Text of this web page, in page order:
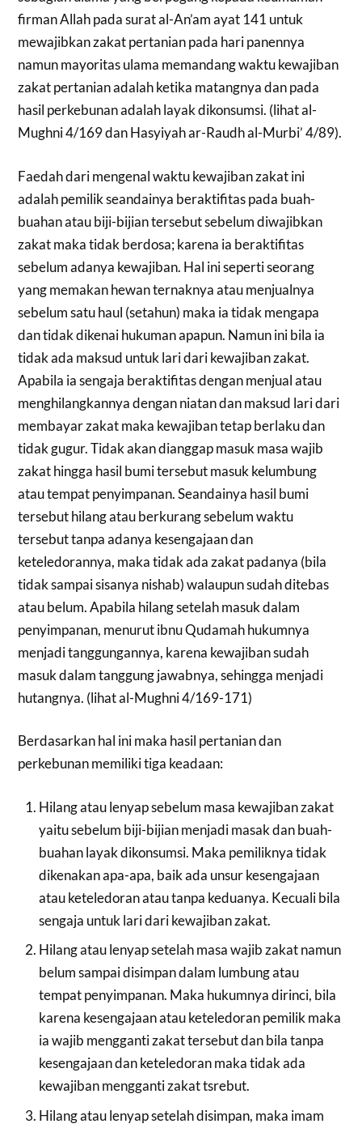
firman Allah pada surat al-An’am ayat 141 untuk
mewajibkan zakat pertanian pada hari panennya
namun mayoritas ulama memandang waktu kewajiban
zakat pertanian adalah ketika matangnya dan pada
hasil perkebunan adalah layak dikonsumsi. (lihat al-
Mughni 4/169 dan Hasyiyah ar-Raudh al-Murbi’ 4/89).
Faedah dari mengenal waktu kewajiban zakat ini
adalah pemilik seandainya beraktifitas pada buah-
buahan atau biji-bijian tersebut sebelum diwajibkan
zakat maka tidak berdosa; karena ia beraktifitas
sebelum adanya kewajiban. Hal ini seperti seorang
yang memakan hewan ternaknya atau menjualnya
sebelum satu haul (setahun) maka ia tidak mengapa
dan tidak dikenai hukuman apapun. Namun ini bila ia
tidak ada maksud untuk lari dari kewajiban zakat.
Apabila ia sengaja beraktifitas dengan menjual atau
menghilangkannya dengan niatan dan maksud lari dari
membayar zakat maka kewajiban tetap berlaku dan
tidak gugur. Tidak akan dianggap masuk masa wajib
zakat hingga hasil bumi tersebut masuk kelumbung
atau tempat penyimpanan. Seandainya hasil bumi
tersebut hilang atau berkurang sebelum waktu
tersebut tanpa adanya kesengajaan dan
keteledorannya, maka tidak ada zakat padanya (bila
tidak sampai sisanya nishab) walaupun sudah ditebas
atau belum. Apabila hilang setelah masuk dalam
penyimpanan, menurut ibnu Qudamah hukumnya
menjadi tanggungannya, karena kewajiban sudah
masuk dalam tanggung jawabnya, sehingga menjadi
hutangnya. (lihat al-Mughni 4/169-171)
Berdasarkan hal ini maka hasil pertanian dan
perkebunan memiliki tiga keadaan:
Hilang atau lenyap sebelum masa kewajiban zakat
yaitu sebelum biji-bijian menjadi masak dan buah-
buahan layak dikonsumsi. Maka pemiliknya tidak
dikenakan apa-apa, baik ada unsur kesengajaan
atau keteledoran atau tanpa keduanya. Kecuali bila
sengaja untuk lari dari kewajiban zakat.
Hilang atau lenyap setelah masa wajib zakat namun
belum sampai disimpan dalam lumbung atau
tempat penyimpanan. Maka hukumnya dirinci, bila
karena kesengajaan atau keteledoran pemilik maka
ia wajib mengganti zakat tersebut dan bila tanpa
kesengajaan dan keteledoran maka tidak ada
kewajiban mengganti zakat tsrebut.
Hilang atau lenyap setelah disimpan, maka imam